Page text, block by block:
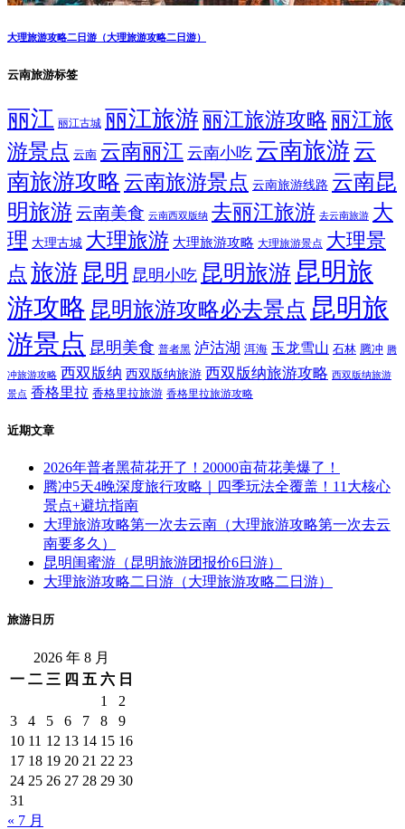
大理旅游攻略二日游（大理旅游攻略二日游）
云南旅游标签
丽江 丽江古城 丽江旅游 丽江旅游攻略 丽江旅
游景点 云南 云南丽江 云南小吃 云南旅游 云
南旅游攻略 云南旅游景点 云南旅游线路 云南昆
明旅游 云南美食 云南西双版纳 去丽江旅游 去云南旅游 大
理 大理古城 大理旅游 大理旅游攻略 大理旅游景点 大理景
点 旅游 昆明 昆明小吃 昆明旅游 昆明旅
游攻略 昆明旅游攻略必去景点 昆明旅
游景点 昆明美食 普者黑 泸沽湖 洱海 玉龙雪山 石林 腾冲 腾
冲旅游攻略 西双版纳 西双版纳旅游 西双版纳旅游攻略 西双版纳旅游
景点 香格里拉 香格里拉旅游 香格里拉旅游攻略
近期文章
2026年普者黑荷花开了！20000亩荷花美爆了！
腾冲5天4晚深度旅行攻略｜四季玩法全覆盖！11大核心
景点+避坑指南
大理旅游攻略第一次去云南（大理旅游攻略第一次去云
南要多久）
昆明闺蜜游（昆明旅游团报价6日游）
大理旅游攻略二日游（大理旅游攻略二日游）
旅游日历
2026 年 8 月
一 二 三 四 五 六 日
1
2
3
4 5 6 7 8
9
10 11 12 13 14 15 16
17 18 19 20 21 22 23
24 25 26 27 28 29 30
31
« 7 月